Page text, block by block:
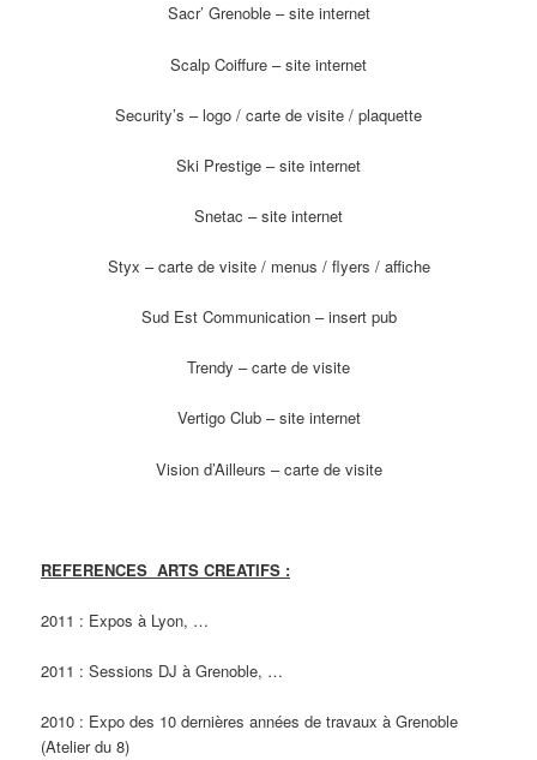
Sacr’ Grenoble – site internet
Scalp Coiffure – site internet
Security’s – logo / carte de visite / plaquette
Ski Prestige – site internet
Snetac – site internet
Styx – carte de visite / menus / flyers / affiche
Sud Est Communication – insert pub
Trendy – carte de visite
Vertigo Club – site internet
Vision d’Ailleurs – carte de visite
REFERENCES ARTS CREATIFS :
2011 : Expos à Lyon, …
2011 : Sessions DJ à Grenoble, …
2010 : Expo des 10 dernières années de travaux à Grenoble
(Atelier du 8)